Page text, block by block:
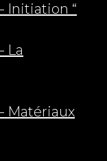
Initiation “
La
Matériaux